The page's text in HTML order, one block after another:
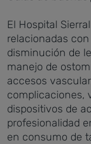
El Hospital
relacionadas
disminución de
manejo de
accesos
complicaciones,
dispositivos de
profesionalidad
en consumo de